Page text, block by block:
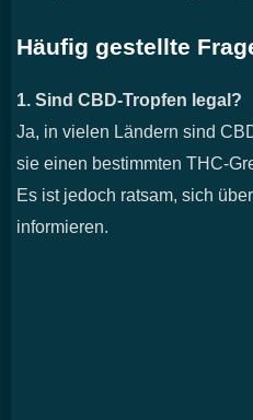
Häufig gestellte
1. Sind CBD-Tropfen legal?
Ja, in vielen Ländern sind
sie einen bestimmten THC-
Es ist jedoch ratsam, sich
informieren.